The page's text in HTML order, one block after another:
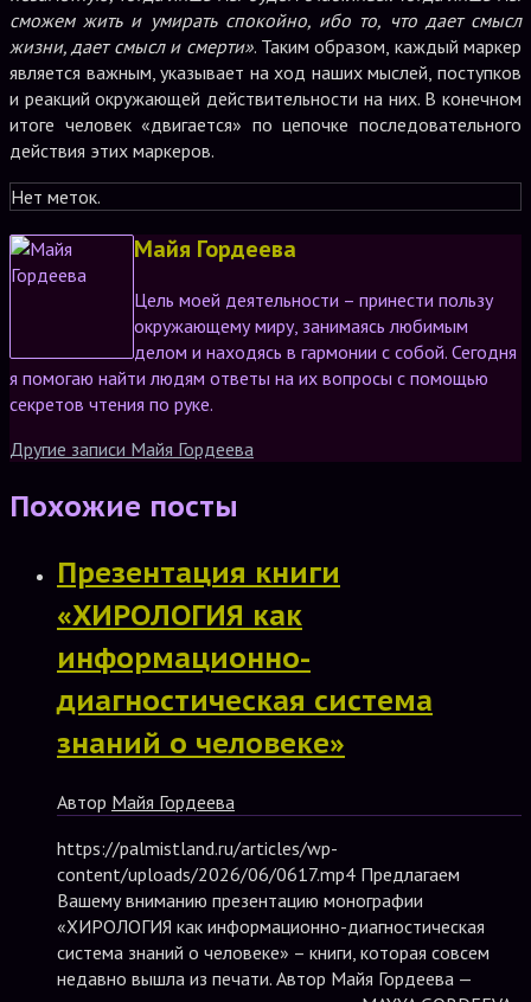
сможем жить и умирать спокойно, ибо то, что дает смысл
жизни, дает смысл и смерти». Таким образом, каждый маркер
является важным, указывает на ход наших мыслей, поступков
и реакций окружающей действительности на них. В конечном
итоге человек «двигается» по цепочке последовательного
действия этих маркеров.
Нет меток.
Майя Гордеева
Цель моей деятельности – принести пользу
окружающему миру, занимаясь любимым
делом и находясь в гармонии с собой. Сегодня
я помогаю найти людям ответы на их вопросы с помощью
секретов чтения по руке.
Другие записи Майя Гордеева
Похожие посты
Презентация книги
«ХИРОЛОГИЯ как
информационно-
диагностическая система
знаний о человеке»
Автор Майя Гордеева
https://palmistland.ru/articles/wp-
content/uploads/2026/06/0617.mp4 Предлагаем
Вашему вниманию презентацию монографии
«ХИРОЛОГИЯ как информационно-диагностическая
система знаний о человеке» – книги, которая совсем
недавно вышла из печати. Автор Майя Гордеева —